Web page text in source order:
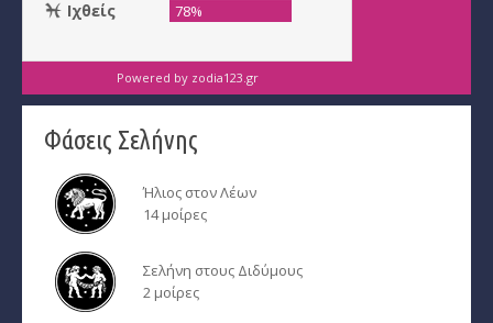
Powered by zodia123.gr
Φάσεις Σελήνης
Ήλιος στον Λέων
14 μοίρες
Σελήνη στους Διδύμους
2 μοίρες